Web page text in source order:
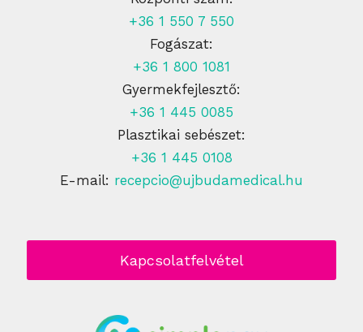
+36 1 550 7 550
Fogászat:
+36 1 800 1081
Gyermekfejlesztő:
+36 1 445 0085
Plasztikai sebészet:
+36 1 445 0108
E-mail: recepcio@ujbudamedical.hu
Kapcsolatfelvétel